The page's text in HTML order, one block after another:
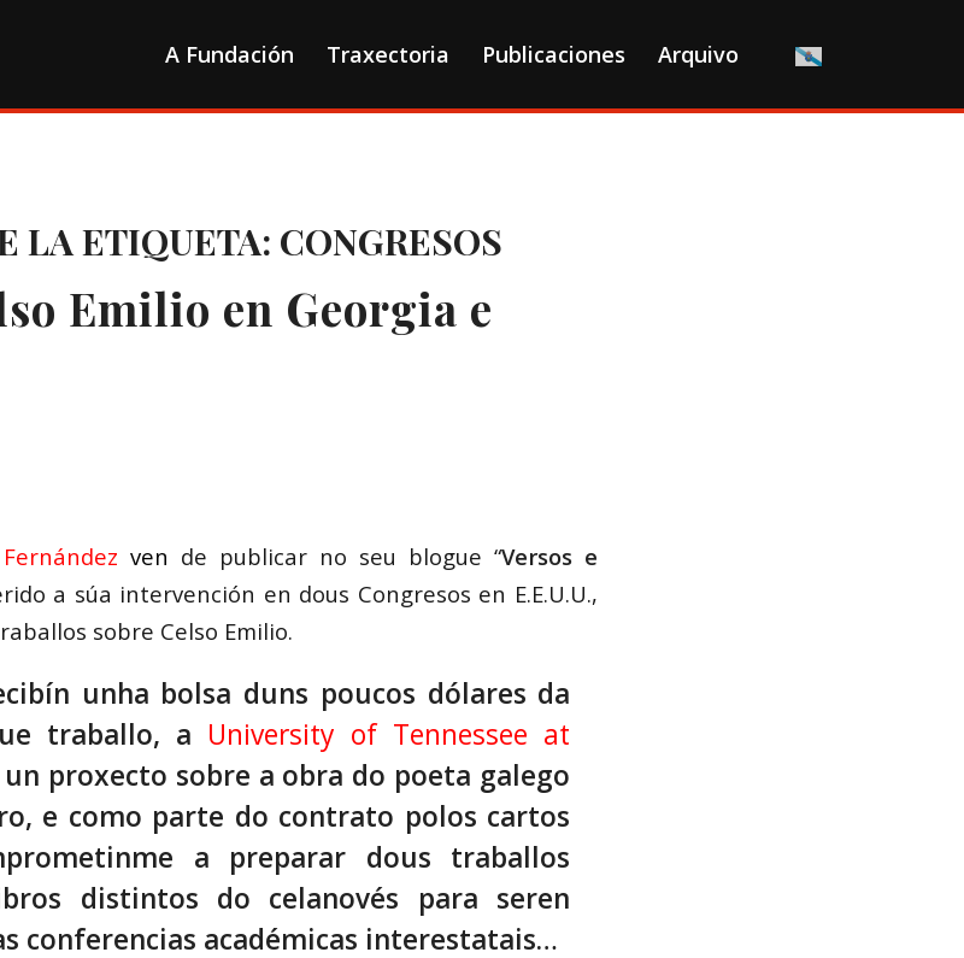
A Fundación Traxectoria Publicaciones Arquivo
LA ETIQUETA: CONGRESOS
Emilio en Georgia e
ven de publicar no seu blogue “Versos e
a súa intervención en dous Congresos en E.E.U.U.,
sobre Celso Emilio.
unha bolsa duns poucos dólares da
traballo, a University of Tennessee at
proxecto sobre a obra do poeta galego
e como parte do contrato polos cartos
a preparar dous traballos
distintos do celanovés para seren
conferencias académicas interestatais…